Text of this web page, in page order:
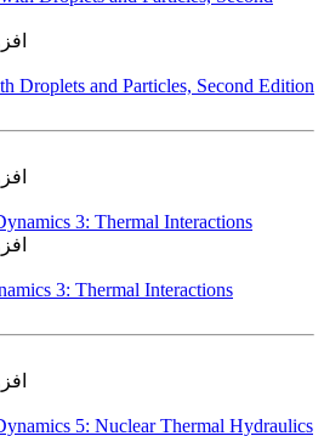
Droplets and Particles, Second Edition
3: Thermal Interactions